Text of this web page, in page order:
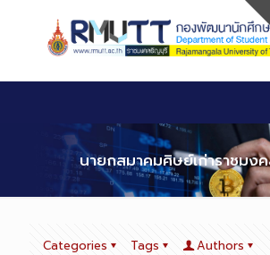
นายกสมาคมศิษย์เก่าราชม
Categories Tags Authors